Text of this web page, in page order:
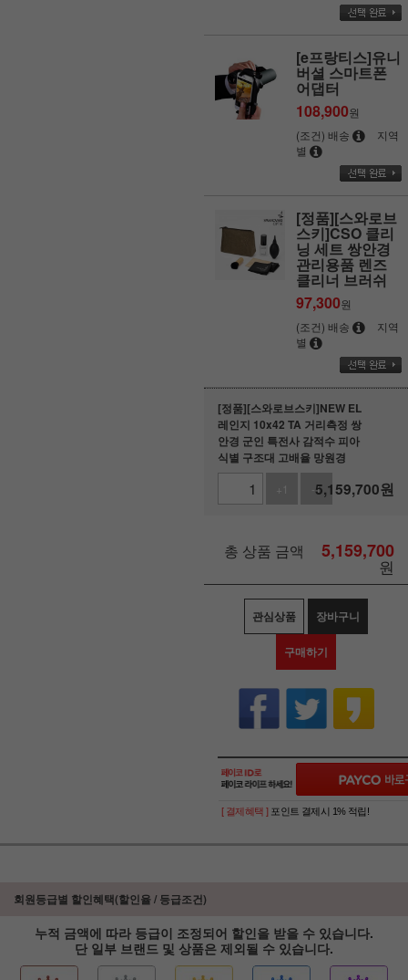
[e프랑티스]유니
버셜 스마트폰
어댑터
108,900원
(조건) 배송
지역
별
[정품][스와로브
스키]CSO 클리
닝 세트 쌍안경
관리용품 렌즈
클리너 브러쉬
97,300원
(조건) 배송
지역
별
[정품][스와로브스키]NEW EL
레인지 10x42 TA 거리측정 쌍
안경 군인 특전사 감적수 피아
식별 구조대 고배율 망원경
+1 -1
5,159,700원
총 상품 금액 5,159,700
원
관심상품 장바구니
구매하기
[ 결제혜택 ] 포인트 결제시 1% 적립!
회원등급별 할인혜택(할인율 / 등급조건)
누적 금액에 따라 등급이 조정되어 할인을 받을 수 있습니다.
단 일부 브랜드 및 상품은 제외될 수 있습니다.